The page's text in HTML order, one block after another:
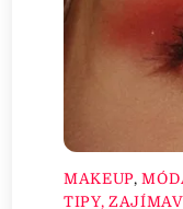
MAKEUP,
TIPY,